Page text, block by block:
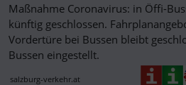
Maßnahme Coronavirus: in Öffi-
künftig geschlossen.
Vordertüre bei Bussen bleibt
Bussen eingestellt.
salzburg-verkehr.at